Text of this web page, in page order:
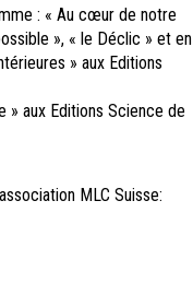
: « Au cœur de notre
», « le Déclic » et en
» aux Editions
» aux Editions Science de
MLC Suisse: